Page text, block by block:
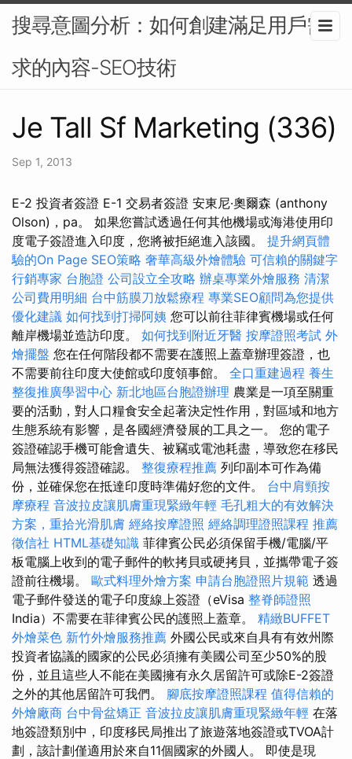
搜尋意圖分析：如何創建滿足用戶需
求的內容-SEO技術
Je Tall Sf Marketing (336)
Sep 1, 2013
E-2 投資者簽證 E-1 交易者簽證 安東尼·奧爾森 (anthony
Olson)，pa。 如果您嘗試透過任何其他機場或海港使用印
度電子簽證進入印度，您將被拒絕進入該國。 提升網頁體
驗的On Page SEO策略 奢華高級外燴體驗 可信賴的關鍵字
行銷專家 台胞證 公司設立全攻略 辦桌專業外燴服務 清潔
公司費用明細 台中筋膜刀放鬆療程 專業SEO顧問為您提供
優化建議 如何找到打掃阿姨 您可以前往菲律賓機場或任何
離岸機場並造訪印度。 如何找到附近牙醫 按摩證照考試 外
燴擺盤 您在任何階段都不需要在護照上蓋章辦理簽證，也
不需要前往印度大使館或印度領事館。 全口重建過程 養生
整復推廣學習中心 新北地區台胞證辦理 農業是一項至關重
要的活動，對人口糧食安全起著決定性作用，對區域和地方
生態系統有影響，是各國經濟發展的工具之一。 您的電子
簽證確認手機可能會遺失、被竊或電池耗盡，導致您在移民
局無法獲得簽證確認。 整復療程推薦 列印副本可作為備
份，並確保您在抵達印度時準備好您的文件。 台中肩頸按
摩療程 音波拉皮讓肌膚重現緊緻年輕 毛孔粗大的有效解決
方案，重拾光滑肌膚 經絡按摩證照 經絡調理證照課程 推薦
徵信社 HTML基礎知識 菲律賓公民必須保留手機/電腦/平
板電腦上收到的電子郵件的軟拷貝或硬拷貝，並攜帶電子簽
證前往機場。 歐式料理外燴方案 申請台胞證照片規範 透過
電子郵件發送的電子印度線上簽證（eVisa 整脊師證照
India）不需要在菲律賓公民的護照上蓋章。 精緻BUFFET
外燴菜色 新竹外燴服務推薦 外國公民或來自具有有效州際
投資者協議的國家的公民必須擁有美國公司至少50%的股
份，並且這些人不能在美國擁有永久居留許可或除E-2簽證
之外的其他居留許可我們。 腳底按摩證照課程 值得信賴的
外燴廠商 台中骨盆矯正 音波拉皮讓肌膚重現緊緻年輕 在落
地簽證類別中，印度移民局推出了旅遊落地簽證或TVOA計
劃，該計劃僅適用於來自11個國家的外國人。 即使是現